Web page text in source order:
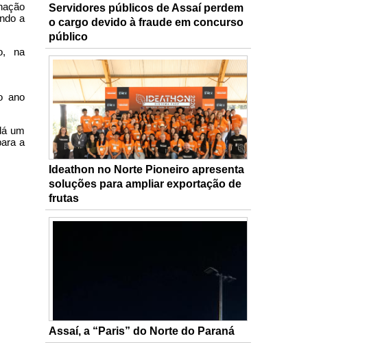
Servidores públicos de Assaí perdem
o cargo devido à fraude em concurso
público
Ideathon no Norte Pioneiro apresenta
soluções para ampliar exportação de
frutas
Assaí, a “Paris” do Norte do Paraná
a
na
ano
um
a